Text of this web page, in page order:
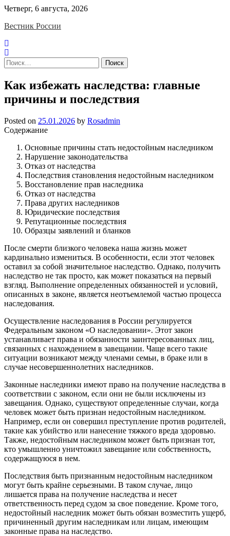
Skip
content
Четверг, 6 августа, 2026
Вестник России
Найти:
Как избежать наследства: главные
причины и последствия
Posted on 25.01.2026 by Rosadmin
Содержание
Основные причины стать недостойным наследником
Нарушение законодательства
Отказ от наследства
Последствия становления недостойным наследником
Восстановление прав наследника
Отказ от наследства
Права других наследников
Юридические последствия
Репутационные последствия
Образцы заявлений и бланков
После смерти близкого человека наша жизнь может
кардинально измениться. В особенности, если этот человек
оставил за собой значительное наследство. Однако, получить
наследство не так просто, как может показаться на первый
взгляд. Выполнение определенных обязанностей и условий,
описанных в законе, является неотъемлемой частью процесса
наследования.
Осуществление наследования в России регулируется
Федеральным законом «О наследовании». Этот закон
устанавливает права и обязанности заинтересованных лиц,
связанных с нахождением в завещании. Чаще всего такие
ситуации возникают между членами семьи, в браке или в
случае несовершеннолетних наследников.
Законные наследники имеют право на получение наследства в
соответствии с законом, если они не были исключены из
завещания. Однако, существуют определенные случаи, когда
человек может быть признан недостойным наследником.
Например, если он совершил преступление против родителей,
такие как убийство или нанесение тяжкого вреда здоровью.
Также, недостойным наследником может быть признан тот,
кто умышленно уничтожил завещание или собственность,
содержащуюся в нем.
Последствия быть признанным недостойным наследником
могут быть крайне серьезными. В таком случае, лицо
лишается права на получение наследства и несет
ответственность перед судом за свое поведение. Кроме того,
недостойный наследник может быть обязан возместить ущерб,
причиненный другим наследникам или лицам, имеющим
законные права на наследство.